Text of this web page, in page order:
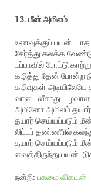
13. மீன் அமிலம்
உணவுக்குப்
சேர்த்து கலக்க
டப்பாவில் போட்டு
கழித்து தேன் போன்ற
கழிவுகள் அடியிலேயே
வாடை வீசாது.
அமினோ அமிலம்
தயார் செய்யப்படும்
லிட்டர் தண்ணீரில்
தயார் செய்யப்படும்
வைத்திருந்து
நன்றி: பசுமை விகடன்